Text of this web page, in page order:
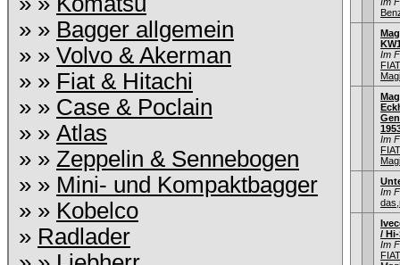
» » Bagger allgemein
» » Volvo & Akerman
» » Fiat & Hitachi
» » Case & Poclain
» » Atlas
» » Zeppelin & Sennebogen
» » Mini- und Kompaktbagger
» » Kobelco
» Radlader
Im
Im
Im
/
Im